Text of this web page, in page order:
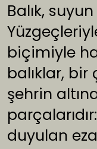
Balık, suyun
biçimiyle
balıklar,
şehrin
duyulan